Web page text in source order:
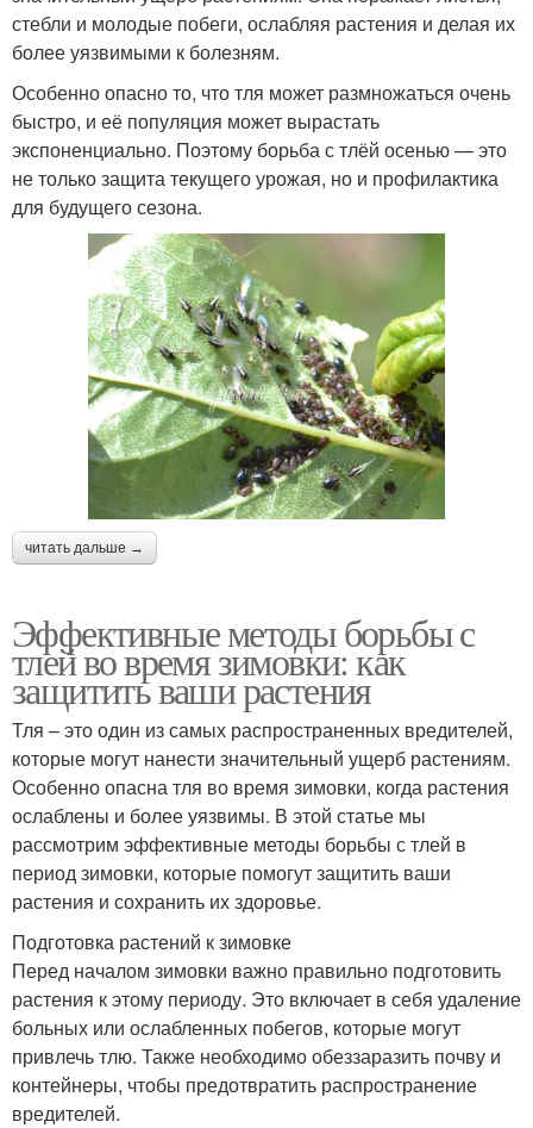
стебли и молодые побеги, ослабляя растения и делая их
более уязвимыми к болезням.
Особенно опасно то, что тля может размножаться очень
быстро, и её популяция может вырастать
экспоненциально. Поэтому борьба с тлёй осенью — это
не только защита текущего урожая, но и профилактика
для будущего сезона.
читать дальше →
Эффективные методы борьбы с
тлей во время зимовки: как
защитить ваши растения
Тля – это один из самых распространенных вредителей,
которые могут нанести значительный ущерб растениям.
Особенно опасна тля во время зимовки, когда растения
ослаблены и более уязвимы. В этой статье мы
рассмотрим эффективные методы борьбы с тлей в
период зимовки, которые помогут защитить ваши
растения и сохранить их здоровье.
Подготовка растений к зимовке
Перед началом зимовки важно правильно подготовить
растения к этому периоду. Это включает в себя удаление
больных или ослабленных побегов, которые могут
привлечь тлю. Также необходимо обеззаразить почву и
контейнеры, чтобы предотвратить распространение
вредителей.